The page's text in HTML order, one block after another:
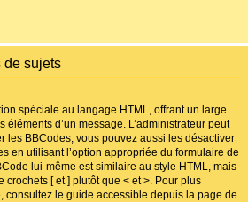
de sujets
spéciale au langage HTML, offrant un large
éléments d’un message. L’administrateur peut
les BBCodes, vous pouvez aussi les désactiver
en utilisant l’option appropriée du formulaire de
lui-même est similaire au style HTML, mais
crochets [ et ] plutôt que < et >. Pour plus
consultez le guide accessible depuis la page de